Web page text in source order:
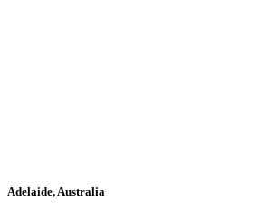
Adelaide, Australia